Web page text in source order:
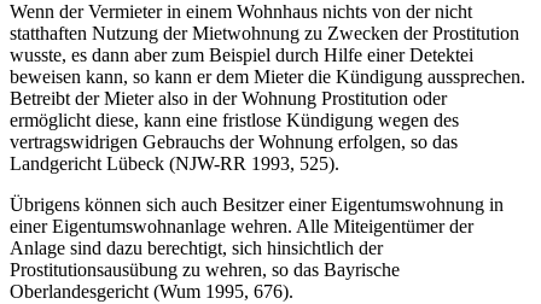
Wenn der Vermieter in einem Wohnhaus nichts von der nicht
statthaften Nutzung der Mietwohnung zu Zwecken der Prostitution
wusste, es dann aber zum Beispiel durch Hilfe einer Detektei
beweisen kann, so kann er dem Mieter die Kündigung aussprechen.
Betreibt der Mieter also in der Wohnung Prostitution oder
ermöglicht diese, kann eine fristlose Kündigung wegen des
vertragswidrigen Gebrauchs der Wohnung erfolgen, so das
Landgericht Lübeck (NJW-RR 1993, 525).
Übrigens können sich auch Besitzer einer Eigentumswohnung in
einer Eigentumswohnanlage wehren. Alle Miteigentümer der
Anlage sind dazu berechtigt, sich hinsichtlich der
Prostitutionsausübung zu wehren, so das Bayrische
Oberlandesgericht (Wum 1995, 676).